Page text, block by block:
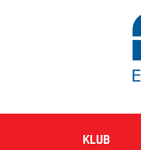
KLUB